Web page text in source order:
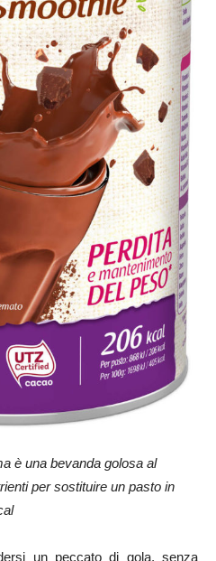
è una bevanda golosa al
per sostituire un pasto in
un peccato di gola, senza